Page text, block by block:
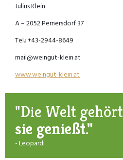
Julius Klein
A – 2052 Pernersdorf 37
Tel.: +43-2944-8649
mail@weingut-klein.at
www.weingut-klein.at
"Die Welt
sie genießt."
- Leopardi